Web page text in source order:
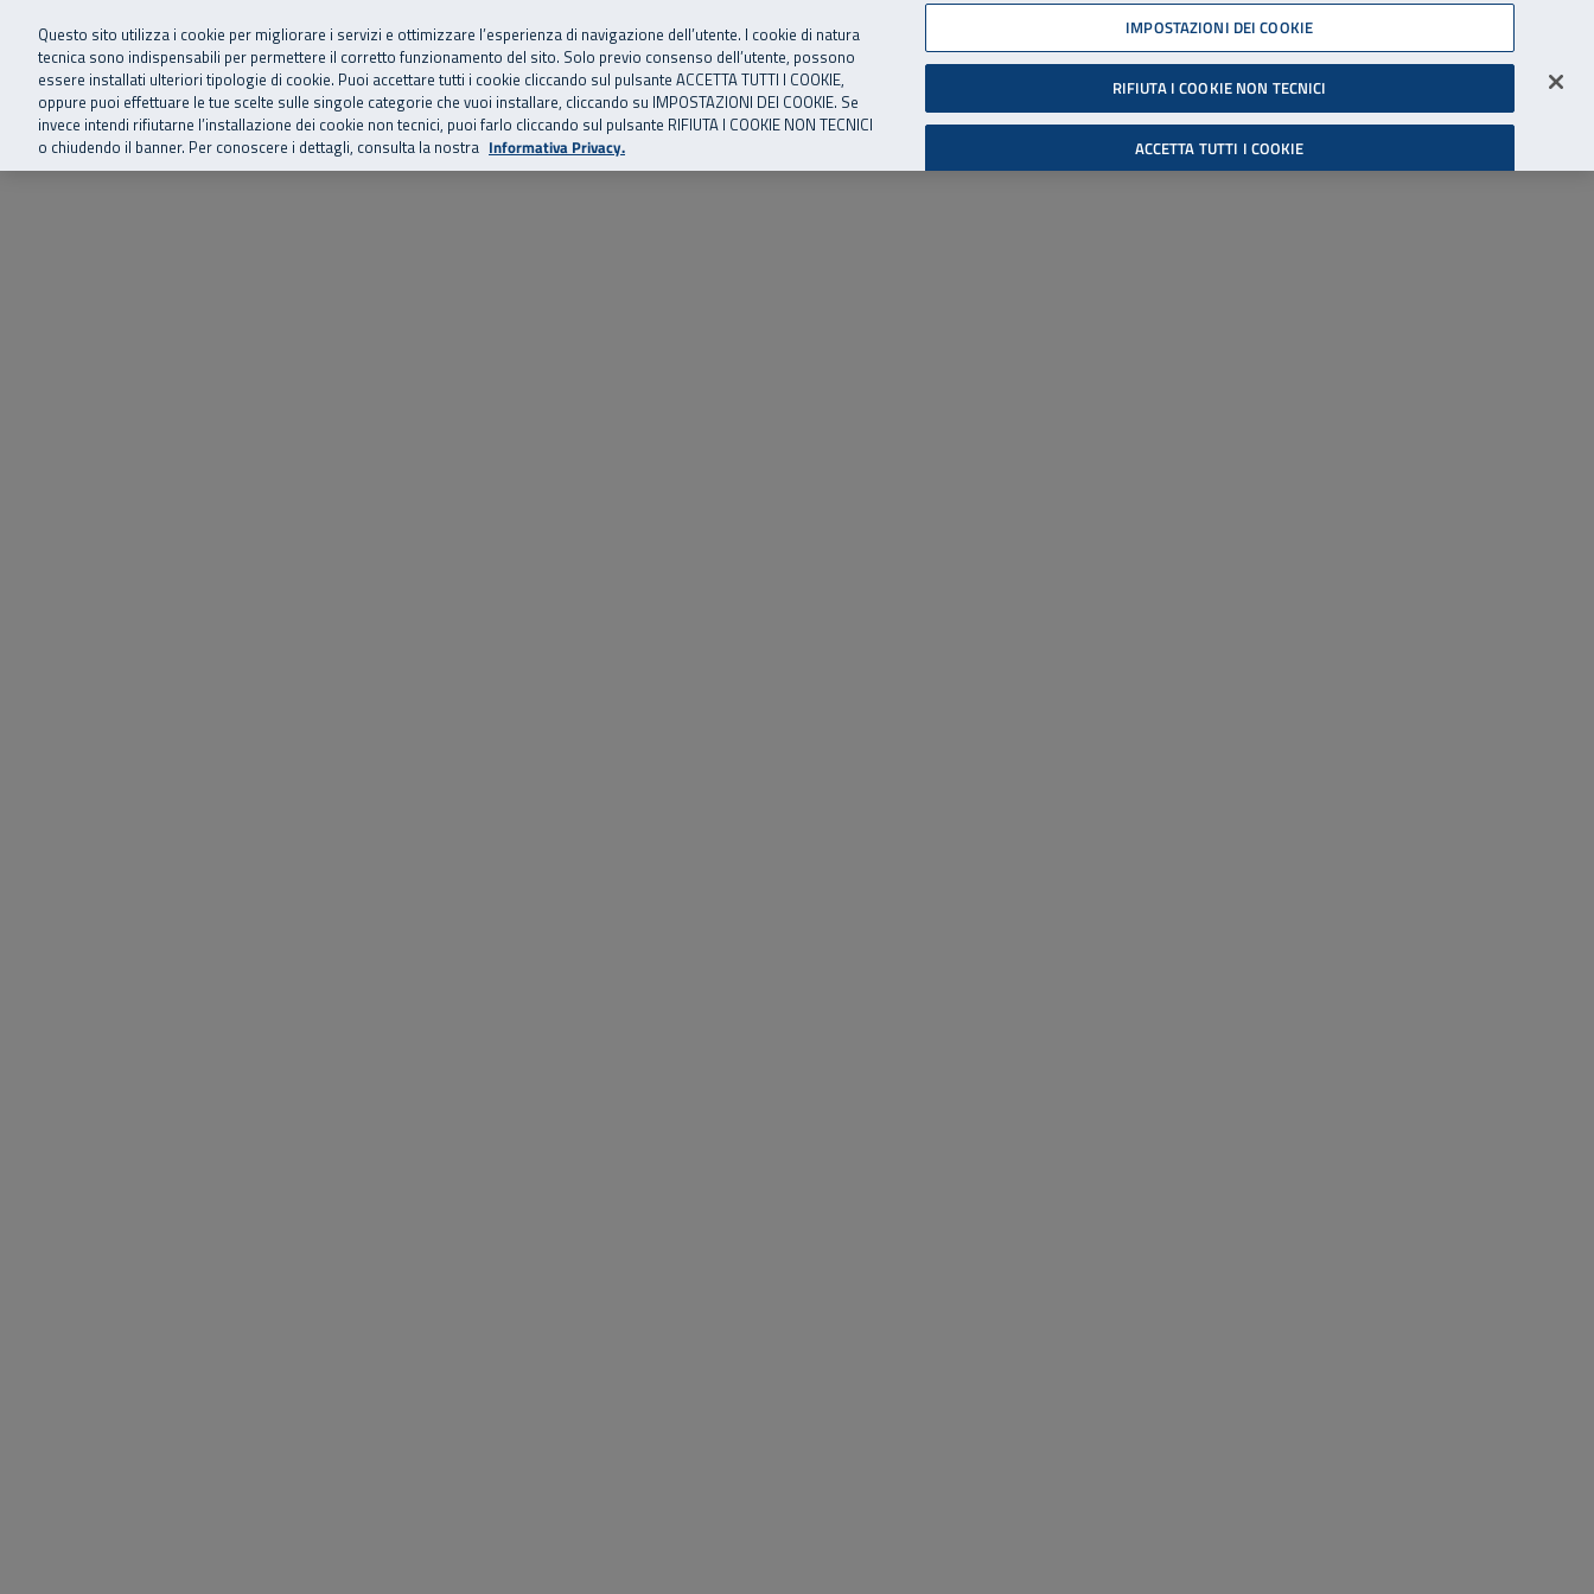
Vai al menu principale
Vai al contenuto principale
Vai al Footer 06 45539607
SuperAbile - il Contact Center Inail per il mondo della disabilità
Home Chi siamo Storie, news ed eventi Risorse utili Supporto Accessibilità
Cerca
Accedi all'area riservata
Questo sito utilizza i cookie per migliorare i servizi e ottimizzare l’esperienza di navigazione dell’utente. I cookie di natura
tecnica sono indispensabili per permettere il corretto funzionamento del sito. Solo previo consenso dell’utente, possono
essere installati ulteriori tipologie di cookie. Puoi accettare tutti i cookie cliccando sul pulsante ACCETTA TUTTI I COOKIE,
oppure puoi effettuare le tue scelte sulle singole categorie che vuoi installare, cliccando su IMPOSTAZIONI DEI COOKIE. Se
invece intendi rifiutarne l’installazione dei cookie non tecnici, puoi farlo cliccando sul pulsante RIFIUTA I COOKIE NON TECNICI
o chiudendo il banner. Per conoscere i dettagli, consulta la nostra Informativa Privacy.
IMPOSTAZIONI DEI COOKIE
RIFIUTA I COOKIE NON TECNICI
ACCETTA TUTTI I COOKIE